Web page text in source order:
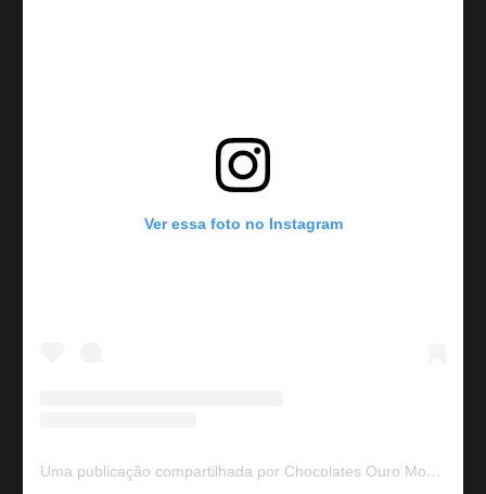
Ver essa foto no Instagram
Uma publicação compartilhada por Chocolates Ouro Moreno (@ouromoreno)